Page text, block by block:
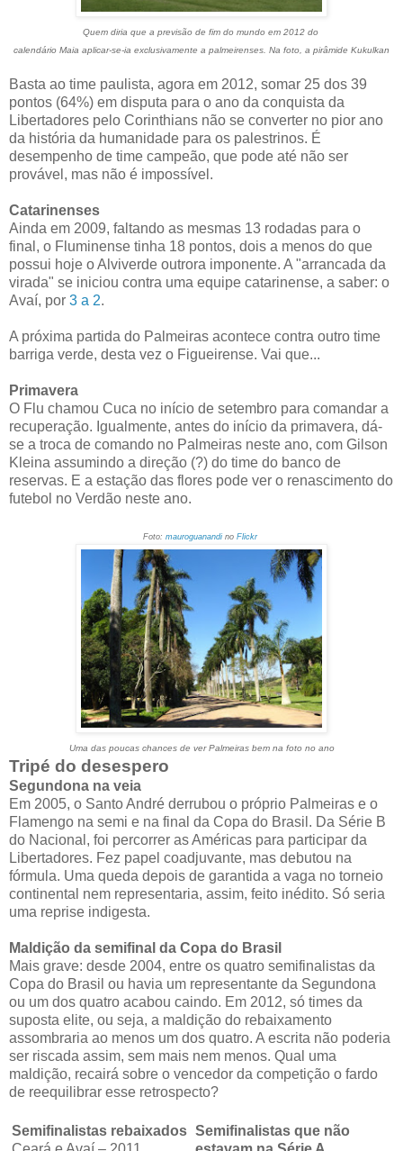
Quem diria que a previsão de fim do mundo em 2012 do
calendário Maia aplicar-se-ia exclusivamente a palmeirenses. Na foto, a pirâmide Kukulkan
Basta ao time paulista, agora em 2012, somar 25 dos 39
pontos (64%) em disputa para o ano da conquista da
Libertadores pelo Corinthians não se converter no pior ano
da história da humanidade para os palestrinos. É
desempenho de time campeão, que pode até não ser
provável, mas não é impossível.
Catarinenses
Ainda em 2009, faltando as mesmas 13 rodadas para o
final, o Fluminense tinha 18 pontos, dois a menos do que
possui hoje o Alviverde outrora imponente. A "arrancada da
virada" se iniciou contra uma equipe catarinense, a saber: o
Avaí, por 3 a 2.
A próxima partida do Palmeiras acontece contra outro time
barriga verde, desta vez o Figueirense. Vai que...
Primavera
O Flu chamou Cuca no início de setembro para comandar a
recuperação. Igualmente, antes do início da primavera, dá-
se a troca de comando no Palmeiras neste ano, com Gilson
Kleina assumindo a direção (?) do time do banco de
reservas. E a estação das flores pode ver o renascimento do
futebol no Verdão neste ano.
Foto: mauroguanandi no Flickr
Uma das poucas chances de ver Palmeiras bem na foto no ano
Tripé do desespero
Segundona na veia
Em 2005, o Santo André derrubou o próprio Palmeiras e o
Flamengo na semi e na final da Copa do Brasil. Da Série B
do Nacional, foi percorrer as Américas para participar da
Libertadores. Fez papel coadjuvante, mas debutou na
fórmula. Uma queda depois de garantida a vaga no torneio
continental nem representaria, assim, feito inédito. Só seria
uma reprise indigesta.
Maldição da semifinal da Copa do Brasil
Mais grave: desde 2004, entre os quatro semifinalistas da
Copa do Brasil ou havia um representante da Segundona
ou um dos quatro acabou caindo. Em 2012, só times da
suposta elite, ou seja, a maldição do rebaixamento
assombraria ao menos um dos quatro. A escrita não poderia
ser riscada assim, sem mais nem menos. Qual uma
maldição, recairá sobre o vencedor da competição o fardo
de reequilibrar esse retrospecto?
Semifinalistas rebaixados Semifinalistas que não